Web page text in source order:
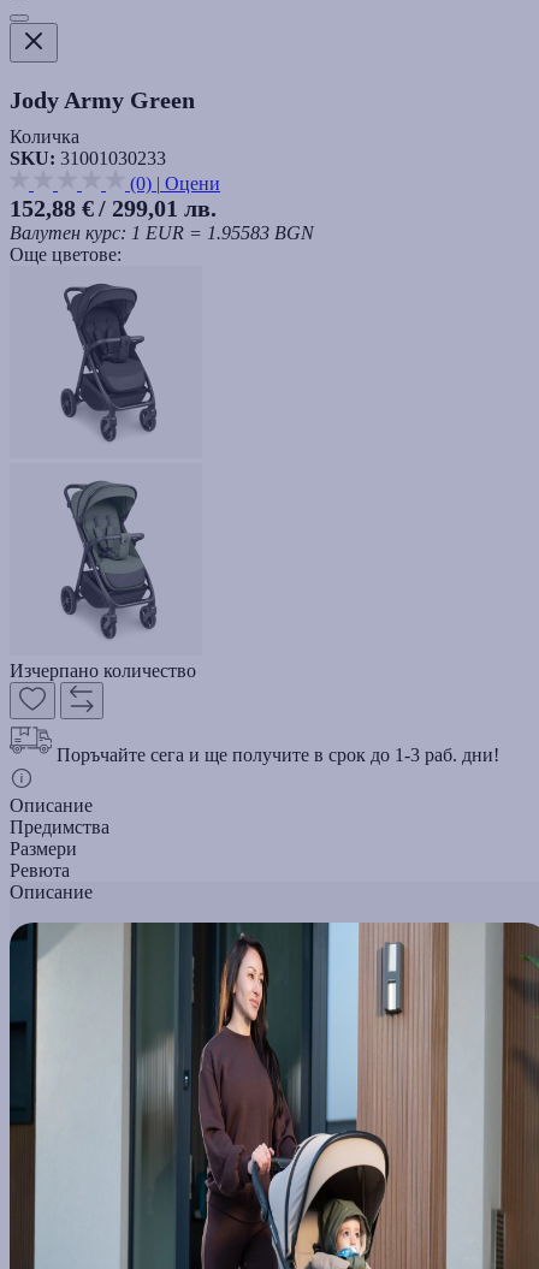
Jody Army Green
Количка
SKU: 31001030233
(0) | Оцени
152,88 €/ 299,01 лв.
Валутен курс: 1 EUR = 1.95583 BGN
Още цветове:
Изчерпано количество
Поръчайте сега и ще получите в срок до 1-3 раб. дни!
Описание
Предимства
Размери
Ревюта
Описание